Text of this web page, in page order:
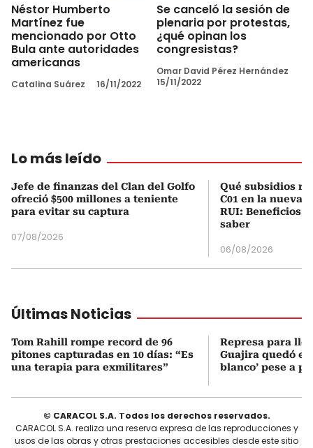
Néstor Humberto
Martínez fue
mencionado por Otto
Bula ante autoridades
americanas
Catalina Suárez 16/11/2022
Se canceló la sesión de
plenaria por protestas,
¿qué opinan los
congresistas?
Omar David Pérez Hernández
15/11/2022
Lo más leído
Jefe de finanzas del Clan del Golfo
ofreció $500 millones a teniente
para evitar su captura
07/08/2026
Qué subsidios
C01 en la nueva
RUI: Beneficios
saber
06/08/2026
Últimas Noticias
Tom Rahill rompe record de 96
pitones capturadas en 10 días: “Es
una terapia para exmilitares”
Represa para
Guajira quedó en
blanco’ pese a
© CARACOL S.A. Todos los derechos reservados.
CARACOL S.A. realiza una reserva expresa de las reproducciones y
usos de las obras y otras prestaciones accesibles desde este sitio